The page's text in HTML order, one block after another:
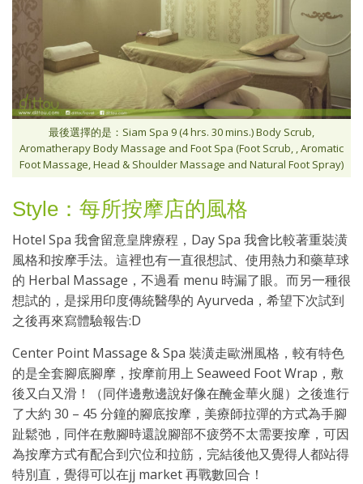
最後選擇的是：Siam Spa 9 (4 hrs. 30 mins.) Body Scrub,
Aromatherapy Body Massage and Foot Spa (Foot Scrub, , Aromatic
Foot Massage, Head & Shoulder Massage and Natural Foot Spray)
Style：每所按摩店的風格
Hotel Spa 我會留意皇牌療程，Day Spa 我會比較著重裝潢
風格和按摩手法。這裡也有一直很想試、使用熱力和藥草球
的 Herbal Massage，不過看 menu 時漏了眼。而另一種很
想試的，是採用印度傳統醫學的 Ayurveda，希望下次試到
之後再來寫體驗報告:D
Center Point Massage & Spa 裝潢走歐洲風格，較有特色
的是全套腳底腳摩，按摩前用上 Seaweed Foot Wrap，敷
後又白又滑！（同伴邊敷邊說好像在醃金華火腿）之後進行
了大約 30 – 45 分鐘的腳底按摩，美療師拉彈的方式為手腳
趾鬆弛，同伴在敷腳時還說腳部不疲勞不太需要按摩，可因
為按摩方式有配合到穴位和拉筋，完結後他又覺得人都站得
特別直，覺得可以在jj market 再戰數回合！